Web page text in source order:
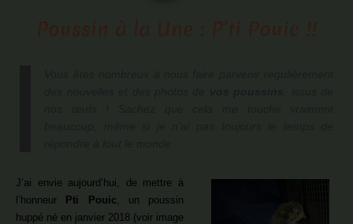
J’ai envie aujourd’hui, de mettre à
l’honneur
Pti Pouic, un poussin
huppé né en janvier 2018 (voir image